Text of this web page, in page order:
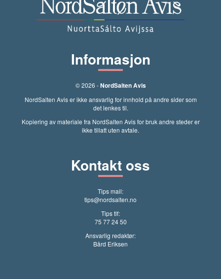
Informasjon
© 2026 -NordSalten Avis
NordSalten Avis er ikke ansvarlig for innhold på andre sider som
det lenkes til.
Kopiering av materiale fra NordSalten Avis for bruk andre steder er
ikke tillatt uten avtale.
Kontakt oss
Tips mail:
tips@nordsalten.no
Tips tlf:
75 77 24 50
Ansvarlig redaktør:
Bård Eriksen